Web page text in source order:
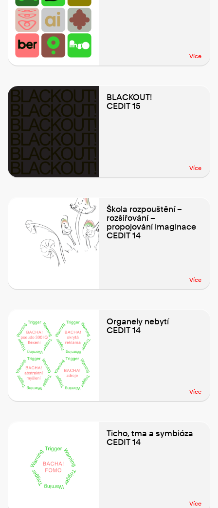
Více
BLACKOUT!
CEDIT 15
Více
Škola rozpouštění –
rozšiřování –
propojování imaginace
CEDIT 14
Více
Organely nebytí
CEDIT 14
Více
Ticho, tma a symbióza
CEDIT 14
Více